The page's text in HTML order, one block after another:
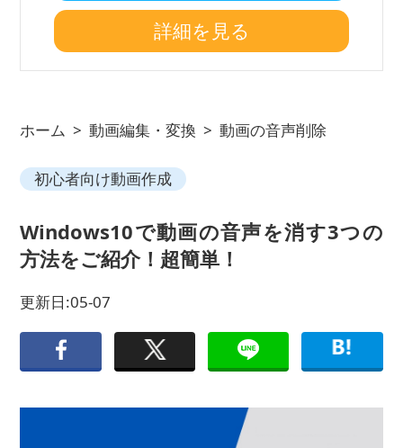
詳細を見る
ホーム > 動画編集・変換 > 動画の音声削除
初心者向け動画作成
Windows10で動画の音声を消す3つの
方法をご紹介！超簡単！
更新日:05-07